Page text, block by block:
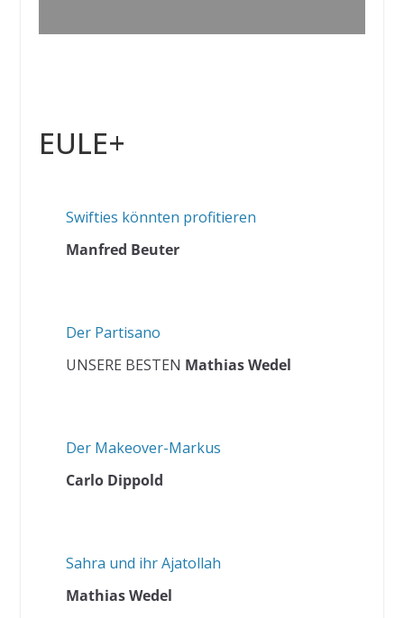
EULE+
Swifties könnten profitieren
Manfred Beuter
Der Partisano
UNSERE BESTEN Mathias Wedel
Der Makeover-Markus
Carlo Dippold
Sahra und ihr Ajatollah
Mathias Wedel